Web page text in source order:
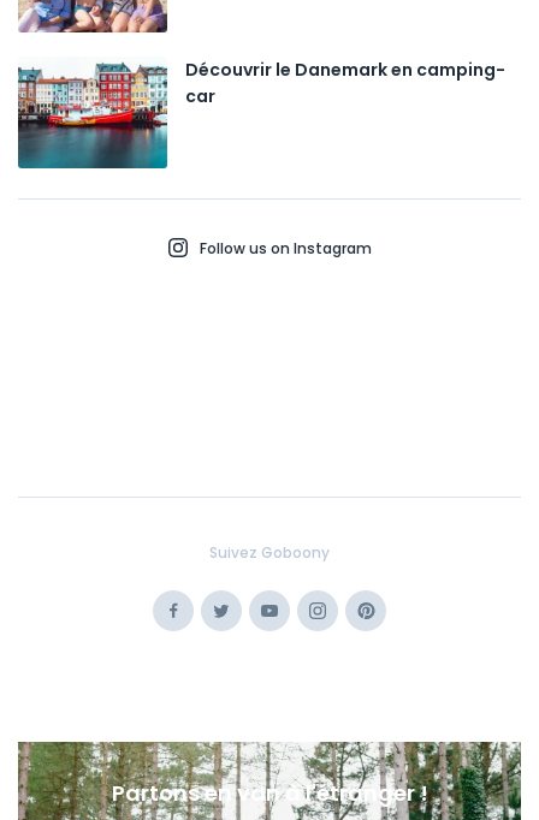
Découvrir le Danemark en camping-
car
Follow us on Instagram
Suivez Goboony
Facebook
TwitterYoutubeInstagramPinterest
Partons en van à l'étranger !